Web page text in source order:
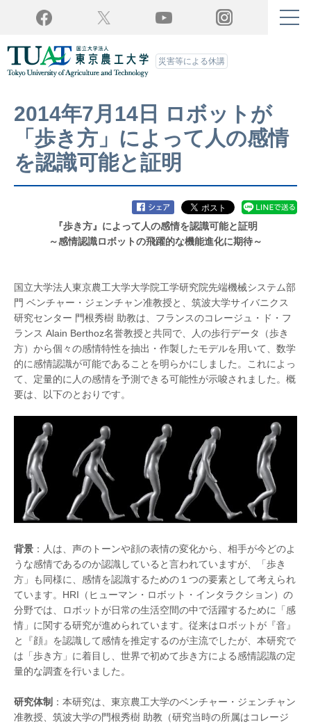
Facebook YouTube Instagram
災害等による休講
2014年7月14日 ロボットが
「歩き方」によって人の感情
を認識可能と証明
『歩き方』によって人の感情を認識可能と証明
～感情認識ロボットの飛躍的な機能進化に期待～
国立大学法人東京農工大学大学院工学研究院先端機械システム部
門 ベンチャー・ジェンチャン准教授と、筑波大学サイバニクス
研究センター 門根秀樹 助教は、フランスのコレージュ・ド・フ
ランス Alain Berthoz名誉教授と共同で、人の歩行データ（歩き
方）から個々の感情特性を抽出・作製したモデルを用いて、数学
的に感情認識が可能であることを明らかにしました。これによっ
て、定量的に人の感情を予測できる可能性が示唆されました。概
要は、以下のとおりです。
背景 ：人は、声のトーンや顔の表情の変化から、相手が今どのよ
うな感情であるのか認識していると言われていますが、「歩き
方」も同様に、感情を認識するための１つの要素として考えられ
ています。HRI（ヒューマン・ロボット・インタラクション）の
分野では、ロボットが日常の生活空間の中で活躍するために「感
情」に関する研究が進められています。従来はロボットが『音』
と『顔』を認識して感情を推定するのが主流でしたが、本研究で
は「歩き方」に着目し、世界で初めて歩き方による感情認識の定
量的な調査を行いました。
研究体制 ：本研究は、東京農工大学のベンチャー・ジェンチャン
准教授、筑波大学の門根秀樹 助教（研究当時の所属はコレージ